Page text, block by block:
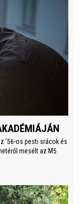
’56-os pesti srácok és
mesélt az M5